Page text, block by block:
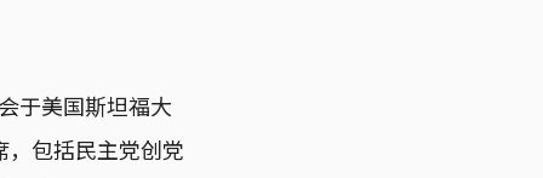
于美国斯坦福大
包括民主党创党